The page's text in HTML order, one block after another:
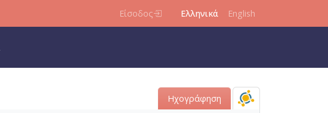
Είσοδος Ελληνικά English
Ηχογράφηση